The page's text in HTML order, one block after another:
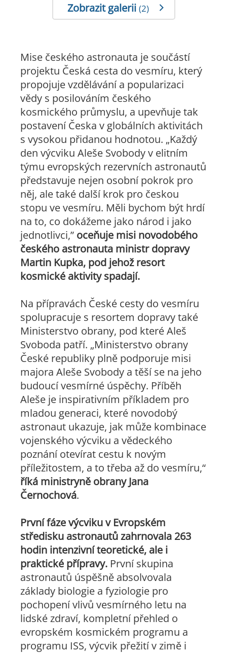
Zobrazit galerii (2)
Mise českého astronauta je součástí
projektu Česká cesta do vesmíru, který
propojuje vzdělávání a popularizaci
vědy s posilováním českého
kosmického průmyslu, a upevňuje tak
postavení Česka v globálních aktivitách
s vysokou přidanou hodnotou. „Každý
den výcviku Aleše Svobody v elitním
týmu evropských rezervních astronautů
představuje nejen osobní pokrok pro
něj, ale také další krok pro českou
stopu ve vesmíru. Měli bychom být hrdí
na to, co dokážeme jako národ i jako
jednotlivci,” oceňuje misi novodobého
českého astronauta ministr dopravy
Martin Kupka, pod jehož resort
kosmické aktivity spadají.
Na přípravách České cesty do vesmíru
spolupracuje s resortem dopravy také
Ministerstvo obrany, pod které Aleš
Svoboda patří. „Ministerstvo obrany
České republiky plně podporuje misi
majora Aleše Svobody a těší se na jeho
budoucí vesmírné úspěchy. Příběh
Aleše je inspirativním příkladem pro
mladou generaci, které novodobý
astronaut ukazuje, jak může kombinace
vojenského výcviku a vědeckého
poznání otevírat cestu k novým
příležitostem, a to třeba až do vesmíru,“
říká ministryně obrany Jana
Černochová.
První fáze výcviku v Evropském
středisku astronautů zahrnovala 263
hodin intenzivní teoretické, ale i
praktické přípravy. První skupina
astronautů úspěšně absolvovala
základy biologie a fyziologie pro
pochopení vlivů vesmírného letu na
lidské zdraví, kompletní přehled o
evropském kosmickém programu a
programu ISS, výcvik přežití v zimě i